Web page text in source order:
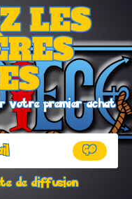
LES
votre premier achat
GO
de diffusion